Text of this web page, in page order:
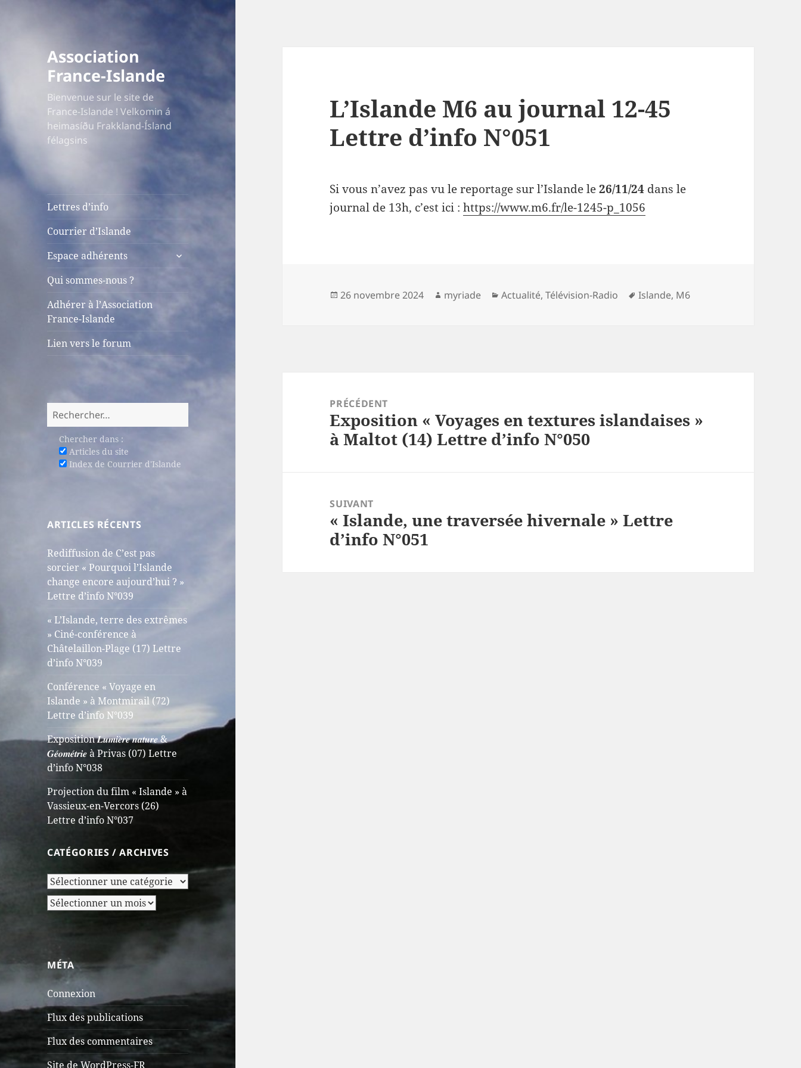
Association
France-Islande
Bienvenue sur le site de
France-Islande ! Velkomin á
heimasíðu Frakkland-Ísland
félagsins
Lettres d’info
Courrier d’Islande
Espace adhérents
ouvrir
menu
Qui sommes-nous ?
Adhérer à l’Association
France-Islande
Lien vers le forum
Rechercher :
Chercher dans :
Articles du site
Index de Courrier d'Islande
ARTICLES RÉCENTS
Rediffusion de C’est pas
sorcier « Pourquoi l’Islande
change encore aujourd’hui ? »
Lettre d’info N°039
« L’Islande, terre des extrêmes
» Ciné-conférence à
Châtelaillon-Plage (17) Lettre
d’info N°039
Conférence « Voyage en
Islande » à Montmirail (72)
Lettre d’info N°039
Exposition 𝑳𝒖𝒎𝒊𝒆̀𝒓𝒆 𝒏𝒂𝒕𝒖𝒓𝒆 &
𝑮𝒆́𝒐𝒎𝒆́𝒕𝒓𝒊𝒆 à Privas (07) Lettre
d’info N°038
Projection du film « Islande » à
Vassieux-en-Vercors (26)
Lettre d’info N°037
CATÉGORIES / ARCHIVES
Catégories
/
Archives
Archives
MÉTA
Connexion
Flux des publications
Flux des commentaires
Site de WordPress-FR
L’Islande M6 au journal 12-45
Lettre d’info N°051
Si vous n’avez pas vu le reportage sur l’Islande le26/11/24 dans le
journal de 13h, c’est ici :https://www.m6.fr/le-1245-p_1056
Publié
26 novembre 2024 Auteur
myriade Catégories
Actualité,Télévision-Radio
Mots-
Islande, M6
PRÉCÉDENT
Article
précédent :
Exposition « Voyages en textures islandaises »
à Maltot (14) Lettre d’info N°050
SUIVANT
Article
suivant :
« Islande, une traversée hivernale » Lettre
d’info N°051